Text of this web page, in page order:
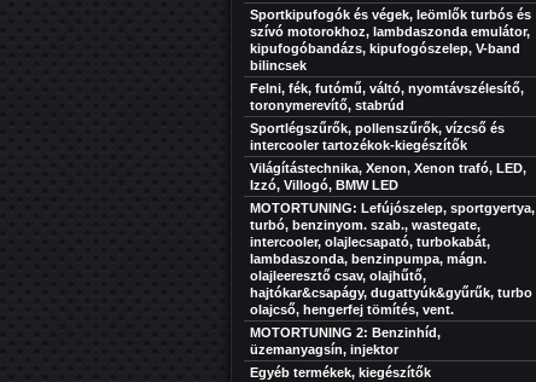
Sportkipufogók és végek, leömlők turbós és
szívó motorokhoz, lambdaszonda emulátor,
kipufogóbandázs, kipufogószelep, V-band
bilincsek
Felni, fék, futómű, váltó, nyomtávszélesítő,
toronymerevítő, stabrúd
Sportlégszűrők, pollenszűrők, vízcső és
intercooler tartozékok-kiegészítők
Világítástechnika, Xenon, Xenon trafó, LED,
Izzó, Villogó, BMW LED
MOTORTUNING: Lefújószelep, sportgyertya,
turbó, benzinyom. szab., wastegate,
intercooler, olajlecsapató, turbokabát,
lambdaszonda, benzinpumpa, mágn.
olajleeresztő csav, olajhűtő,
hajtókar&csapágy, dugattyúk&gyűrűk, turbo
olajcső, hengerfej tömítés, vent.
MOTORTUNING 2: Benzinhíd,
üzemanyagsín, injektor
Egyéb termékek, kiegészítők